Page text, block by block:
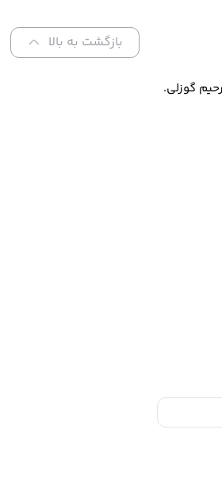
بازگشت به بالا
گوزلی.